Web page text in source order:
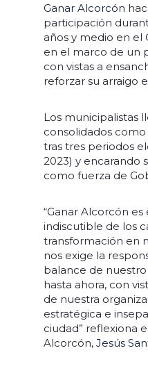
Ganar Alcorcón
participación
años y medio en el
en el marco de un
con vistas a
reforzar su arraigo
Los municipalistas
consolidados
tras tres periodos
2023) y encarando
como fuerza de
“Ganar Alcorcón
indiscutible de los
transformación en
nos exige la
balance de
hasta ahora, con
de nuestra
estratégica e
ciudad” reflexiona
Alcorcón, Jesús